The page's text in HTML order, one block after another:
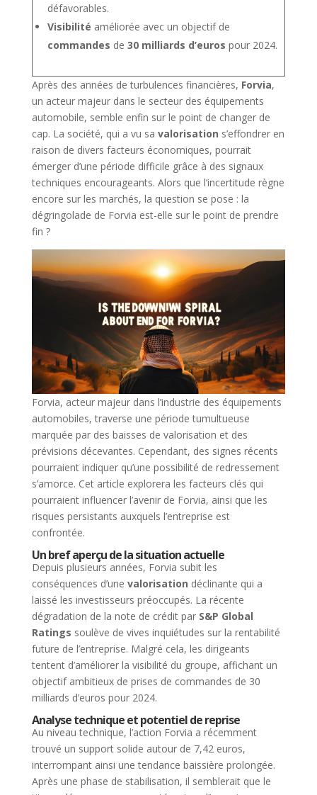
défavorables.
Visibilité améliorée avec un objectif de
commandes de 30 milliards d’euros pour 2024.
Après des années de turbulences financières, Forvia,
un acteur majeur dans le secteur des équipements
automobile, semble enfin sur le point de changer de
cap. La société, qui a vu sa valorisation s’effondrer en
raison de divers facteurs économiques, pourrait
émerger d’une période difficile grâce à des signaux
techniques encourageants. Alors que l’incertitude règne
encore sur les marchés, la question se pose : la
dégringolade de Forvia est-elle sur le point de prendre
fin ?
Forvia, acteur majeur dans l’industrie des équipements
automobiles, traverse une période tumultueuse
marquée par des baisses de valorisation et des
prévisions décevantes. Cependant, des signes récents
pourraient indiquer qu’une possibilité de redressement
s’amorce. Cet article explorera les facteurs clés qui
pourraient influencer l’avenir de Forvia, ainsi que les
risques persistants auxquels l’entreprise est
confrontée.
Un bref aperçu de la situation actuelle
Depuis plusieurs années, Forvia subit les
conséquences d’une valorisation déclinante qui a
laissé les investisseurs préoccupés. La récente
dégradation de la note de crédit par S&P Global
Ratings soulève de vives inquiétudes sur la rentabilité
future de l’entreprise. Malgré cela, les dirigeants
tentent d’améliorer la visibilité du groupe, affichant un
objectif ambitieux de prises de commandes de 30
milliards d’euros pour 2024.
Analyse technique et potentiel de reprise
Au niveau technique, l’action Forvia a récemment
trouvé un support solide autour de 7,42 euros,
interrompant ainsi une tendance baissière prolongée.
Après une phase de stabilisation, il semblerait que le